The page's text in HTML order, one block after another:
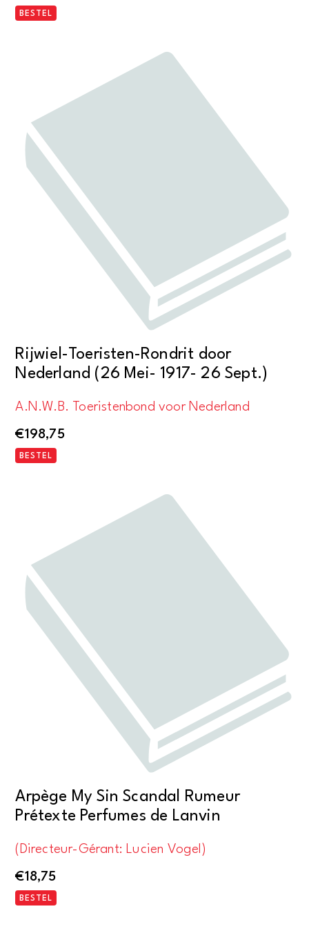
BESTEL
Rijwiel-Toeristen-Rondrit door
Nederland (26 Mei- 1917- 26 Sept.)
A.N.W.B. Toeristenbond voor Nederland
€198,75
BESTEL
Arpège My Sin Scandal Rumeur
Prétexte Perfumes de Lanvin
(Directeur-Gérant: Lucien Vogel)
€18,75
BESTEL